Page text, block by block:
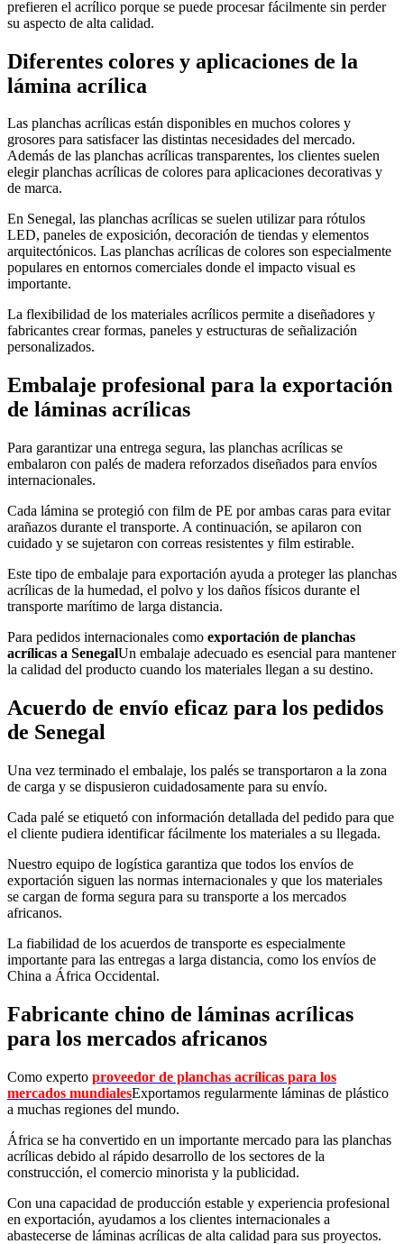
prefieren el acrílico porque se puede procesar fácilmente sin perder
su aspecto de alta calidad.
Diferentes colores y aplicaciones de la
lámina acrílica
Las planchas acrílicas están disponibles en muchos colores y
grosores para satisfacer las distintas necesidades del mercado.
Además de las planchas acrílicas transparentes, los clientes suelen
elegir planchas acrílicas de colores para aplicaciones decorativas y
de marca.
En Senegal, las planchas acrílicas se suelen utilizar para rótulos
LED, paneles de exposición, decoración de tiendas y elementos
arquitectónicos. Las planchas acrílicas de colores son especialmente
populares en entornos comerciales donde el impacto visual es
importante.
La flexibilidad de los materiales acrílicos permite a diseñadores y
fabricantes crear formas, paneles y estructuras de señalización
personalizados.
Embalaje profesional para la exportación
de láminas acrílicas
Para garantizar una entrega segura, las planchas acrílicas se
embalaron con palés de madera reforzados diseñados para envíos
internacionales.
Cada lámina se protegió con film de PE por ambas caras para evitar
arañazos durante el transporte. A continuación, se apilaron con
cuidado y se sujetaron con correas resistentes y film estirable.
Este tipo de embalaje para exportación ayuda a proteger las planchas
acrílicas de la humedad, el polvo y los daños físicos durante el
transporte marítimo de larga distancia.
Para pedidos internacionales como exportación de planchas
acrílicas a SenegalUn embalaje adecuado es esencial para mantener
la calidad del producto cuando los materiales llegan a su destino.
Acuerdo de envío eficaz para los pedidos
de Senegal
Una vez terminado el embalaje, los palés se transportaron a la zona
de carga y se dispusieron cuidadosamente para su envío.
Cada palé se etiquetó con información detallada del pedido para que
el cliente pudiera identificar fácilmente los materiales a su llegada.
Nuestro equipo de logística garantiza que todos los envíos de
exportación siguen las normas internacionales y que los materiales
se cargan de forma segura para su transporte a los mercados
africanos.
La fiabilidad de los acuerdos de transporte es especialmente
importante para las entregas a larga distancia, como los envíos de
China a África Occidental.
Fabricante chino de láminas acrílicas
para los mercados africanos
Como experto proveedor de planchas acrílicas para los
mercados mundialesExportamos regularmente láminas de plástico
a muchas regiones del mundo.
África se ha convertido en un importante mercado para las planchas
acrílicas debido al rápido desarrollo de los sectores de la
construcción, el comercio minorista y la publicidad.
Con una capacidad de producción estable y experiencia profesional
en exportación, ayudamos a los clientes internacionales a
abastecerse de láminas acrílicas de alta calidad para sus proyectos.